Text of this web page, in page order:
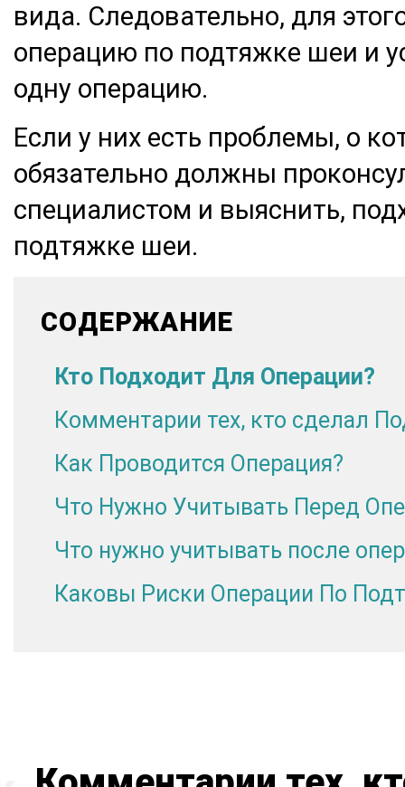
вида. Следовательно, для
операцию по подтяжке шеи и
одну операцию.
Если у них есть проблемы, о
обязательно должны
специалистом и выяснить,
подтяжке шеи.
СОДЕРЖАНИЕ
Кто Подходит Для Операции?
Комментарии тех, кто сделал
Как Проводится Операция?
Что Нужно Учитывать Перед
Что нужно учитывать после
Каковы Риски Операции По